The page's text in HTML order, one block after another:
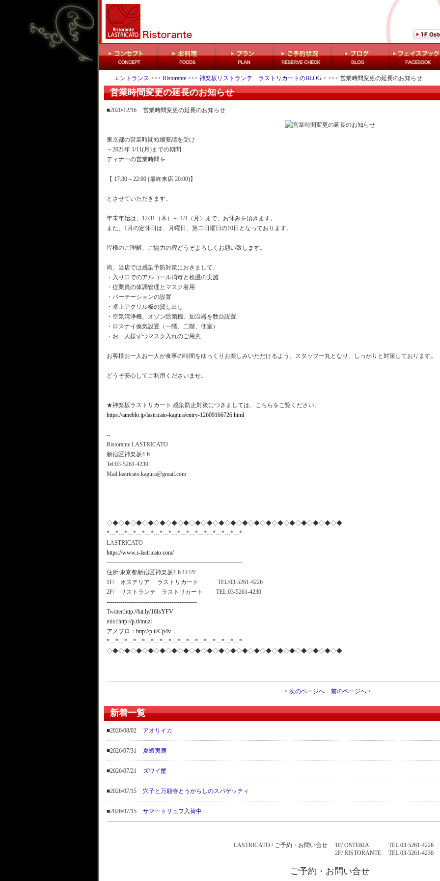
エントランス >>> Ristorante >>> 神楽坂リストランテ ラストリカートのBLOG > >>> 営業時間変更の延長のお知らせ
営業時間変更の延長のお知らせ
■2020/12/16 営業時間変更の延長のお知らせ
東京都の営業時間短縮要請を受け
～2021年 1/11(月)までの期間
ディナーの営業時間を
【 17:30～22:00 (最終来店 20:00)】
とさせていただきます。
年末年始は、12/31（木）～ 1/4（月）まで、お休みを頂きます。
また、1月の定休日は、月曜日、第二日曜日の10日となっております。
皆様のご理解、ご協力の程どうぞよろしくお願い致します。
尚、当店では感染予防対策におきまして、
・入り口でのアルコール消毒と検温の実施
・従業員の体調管理とマスク着用
・パーテーションの設置
・卓上アクリル板の貸し出し
・空気清浄機、オゾン除菌機、加湿器を数台設置
・ロスナイ換気設置（一階、二階、個室）
・お一人様ずつマスク入れのご用意
お客様お一人お一人が食事の時間をゆっくりお楽しみいただけるよう、スタッフ一丸となり、しっかりと対策しております。
どうぞ安心してご利用くださいませ。
★神楽坂ラストリカート 感染防止対策につきましては、こちらをご覧ください。
https://ameblo.jp/lastricato-kagura/entry-12609166726.html
--
Ristorante LASTRICATO
新宿区神楽坂4-6
Tel:03-5261-4230
Mail:lastricato.kagura@gmail.com
◇◆◇◆◇◆◇◆◇◆◇◆◇◆◇◆◇◆◇◆◇◆◇◆◇◆◇◆◇◆◇◆◇◆◇◆◇◆◇◆
*…*…*…*…*…*…*…*…*…*…*…*…*…*…*…*
LASTRICATO
https://www.r-lastricato.com/
━━━━━━━━━━━━━━━━━━━━━━━
住所:東京都新宿区神楽坂4-6 1F/2F
1F/ オステリア ラストリカート TEL:03-5261-4226
2F/ リストランテ ラストリカート TEL:03-5261-4230
----------------------------------------------
Twitter:http://bit.ly/16IsYFV
mixi:http://p.tl/muzl
アメブロ： http://p.tl/Cp4v
*…*…*…*…*…*…*…*…*…*…*…*…*…*…*…*
◇◆◇◆◇◆◇◆◇◆◇◆◇◆◇◆◇◆◇◆◇◆◇◆◇◆◇◆◇◆◇◆◇◆◇◆◇◆◇◆
< 次のページへ 前のページへ >
新着一覧
■2026/08/02 アオリイカ
■2026/07/31 夏蝦夷鹿
■2026/07/21 ズワイ蟹
■2026/07/15 穴子と万願寺とうがらしのスパゲッティ
■2026/07/15 サマートリュフ入荷中
LASTRICATO / ご予約・お問い合せ
1F/ OSTERIA
2F/ RISTORANTE
TEL 03-5261-4226
TEL 03-5261-4230
ご予約・お問い合せ